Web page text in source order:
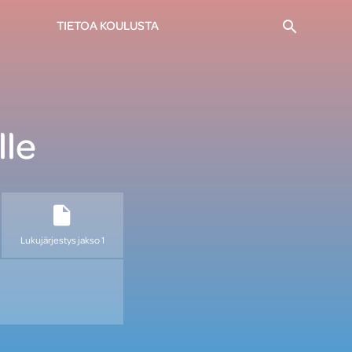
TIETOA KOULUSTA
Lukujärjestys jakso 1